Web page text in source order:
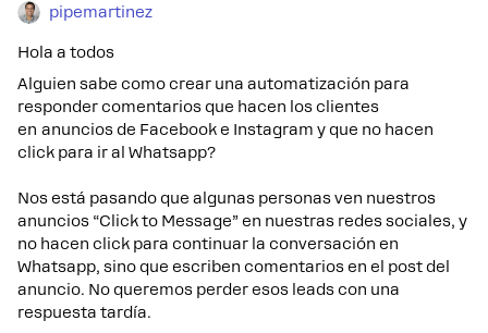
pipemartinez
Hola a todos
Alguien sabe como crear una automatización para
responder comentarios que hacen los clientes
en anuncios de Facebook e Instagram y que no hacen
click para ir al Whatsapp?
Nos está pasando que algunas personas ven nuestros
anuncios “Click to Message” en nuestras redes sociales, y
no hacen click para continuar la conversación en
Whatsapp, sino que escriben comentarios en el post del
anuncio. No queremos perder esos leads con una
respuesta tardía.